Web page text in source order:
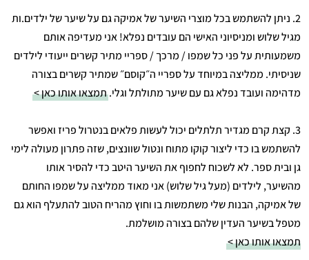
2. ניתן להשתמש בכל מוצרי השיער של אמיקה גם על שיער של ילדים.ות
מגיל שלוש ומניסיוני האישי הם עובדים נפלא! אני מעדיפה אותם
משמעותית על פני כל שמפו / מרכך / ספריי מתיר קשרים ייעודי לילדים
שניסיתי. ממליצה במיוחד על ספריי ה״קוסם״ שמתיר קשרים בצורה
מדהימה ועובד נפלא גם עם שיער מתולתל וגלי.תמצאו אותו כאן >
3. קצת קרם מגדיר תלתלים יכול לעשות פלאים בנטרול פריז ואפשר
להשתמש בו כדי ליצור קוקו מתוח ונטול שוונצים, שזה פתרון מעולה לימי
גן ובית ספר. לא לשכוח לחפוף את השיער היטב כדי להסיר אותו
מהשיער, לילדים (מעל גיל שלוש) אני מאוד ממליצה על שמפו החותם
של אמיקה, הבנות שלי משתמשות בו וחוץ מהריח הטוב להתעלף הוא גם
מטפל בשיער העדין שלהם בצורה מושלמת.
תמצאו אותו כאן >